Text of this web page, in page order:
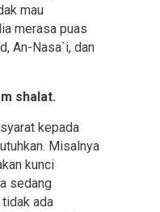
mau
merasa puas
An-Nasa`i, dan
shalat.
kepada
Misalnya
kunci
sedang
ada